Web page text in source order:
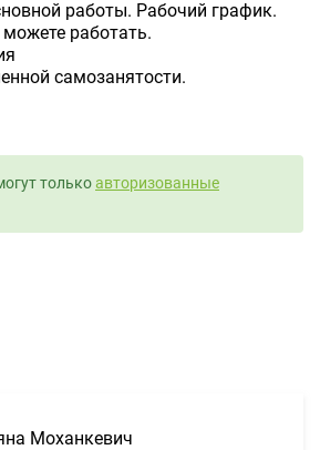
работы. Рабочий график.
работать.
самозанятости.
толькоавторизованные
Моханкевич